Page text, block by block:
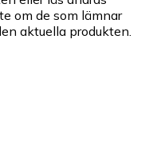
om de som lämnar
aktuella produkten.